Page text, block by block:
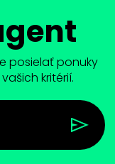
posielať ponuky
kritérií.